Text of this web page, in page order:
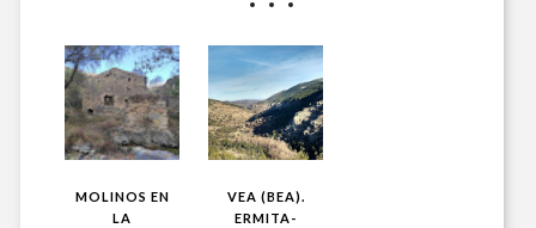
MOLINOS EN
LA
VEA (BEA).
ERMITA-